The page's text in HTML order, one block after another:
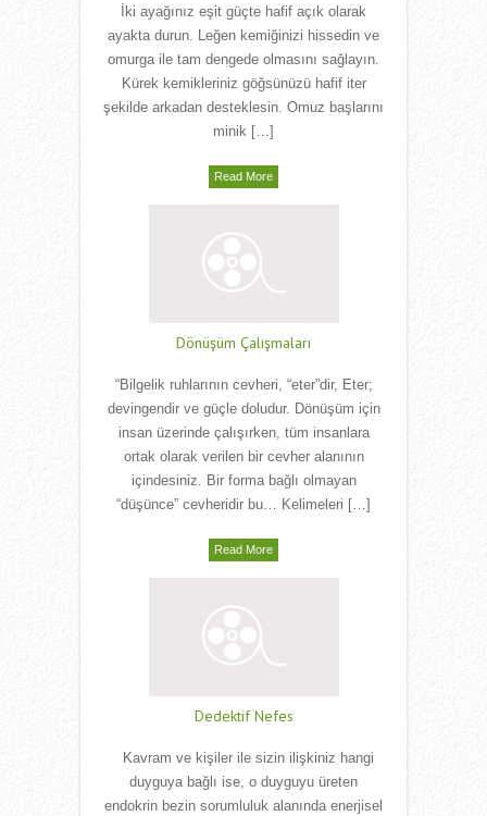
İki ayağınız eşit güçte hafif açık olarak
ayakta durun. Leğen kemiğinizi hissedin ve
omurga ile tam dengede olmasını sağlayın.
Kürek kemikleriniz göğsünüzü hafif iter
şekilde arkadan desteklesin. Omuz başlarını
minik […]
Read More
Dönüşüm Çalışmaları
“Bilgelik ruhlarının cevheri, “eter”dir, Eter;
devingendir ve güçle doludur. Dönüşüm için
insan üzerinde çalışırken, tüm insanlara
ortak olarak verilen bir cevher alanının
içindesiniz. Bir forma bağlı olmayan
“düşünce” cevheridir bu… Kelimeleri […]
Read More
Dedektif Nefes
Kavram ve kişiler ile sizin ilişkiniz hangi
duyguya bağlı ise, o duyguyu üreten
endokrin bezin sorumluluk alanında enerjisel